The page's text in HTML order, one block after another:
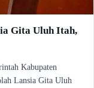
Gita Uluh Itah,
Kabupaten
Lansia Gita Uluh